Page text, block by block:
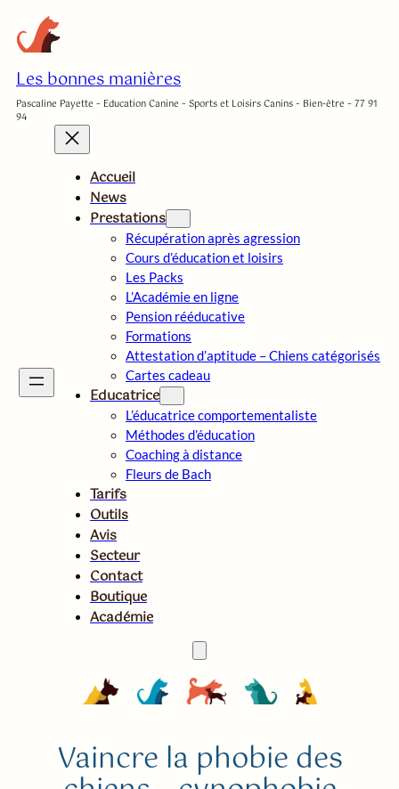
au
contenu
Les bonnes manières
Pascaline Payette – Education Canine – Sports et Loisirs Canins – Bien-être – 77 91
94
Accueil
News
Prestations
Récupération après agression
Cours d’éducation et loisirs
Les Packs
L’Académie en ligne
Pension rééducative
Formations
Attestation d’aptitude – Chiens catégorisés
Cartes cadeau
Educatrice
L’éducatrice comportementaliste
Méthodes d’éducation
Coaching à distance
Fleurs de Bach
Tarifs
Outils
Avis
Secteur
Contact
Boutique
Académie
Vaincre la phobie des